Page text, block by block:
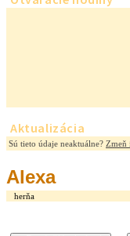
Aktualizácia
Sú tieto údaje neaktuálne? Zmeň
Alexa
herňa